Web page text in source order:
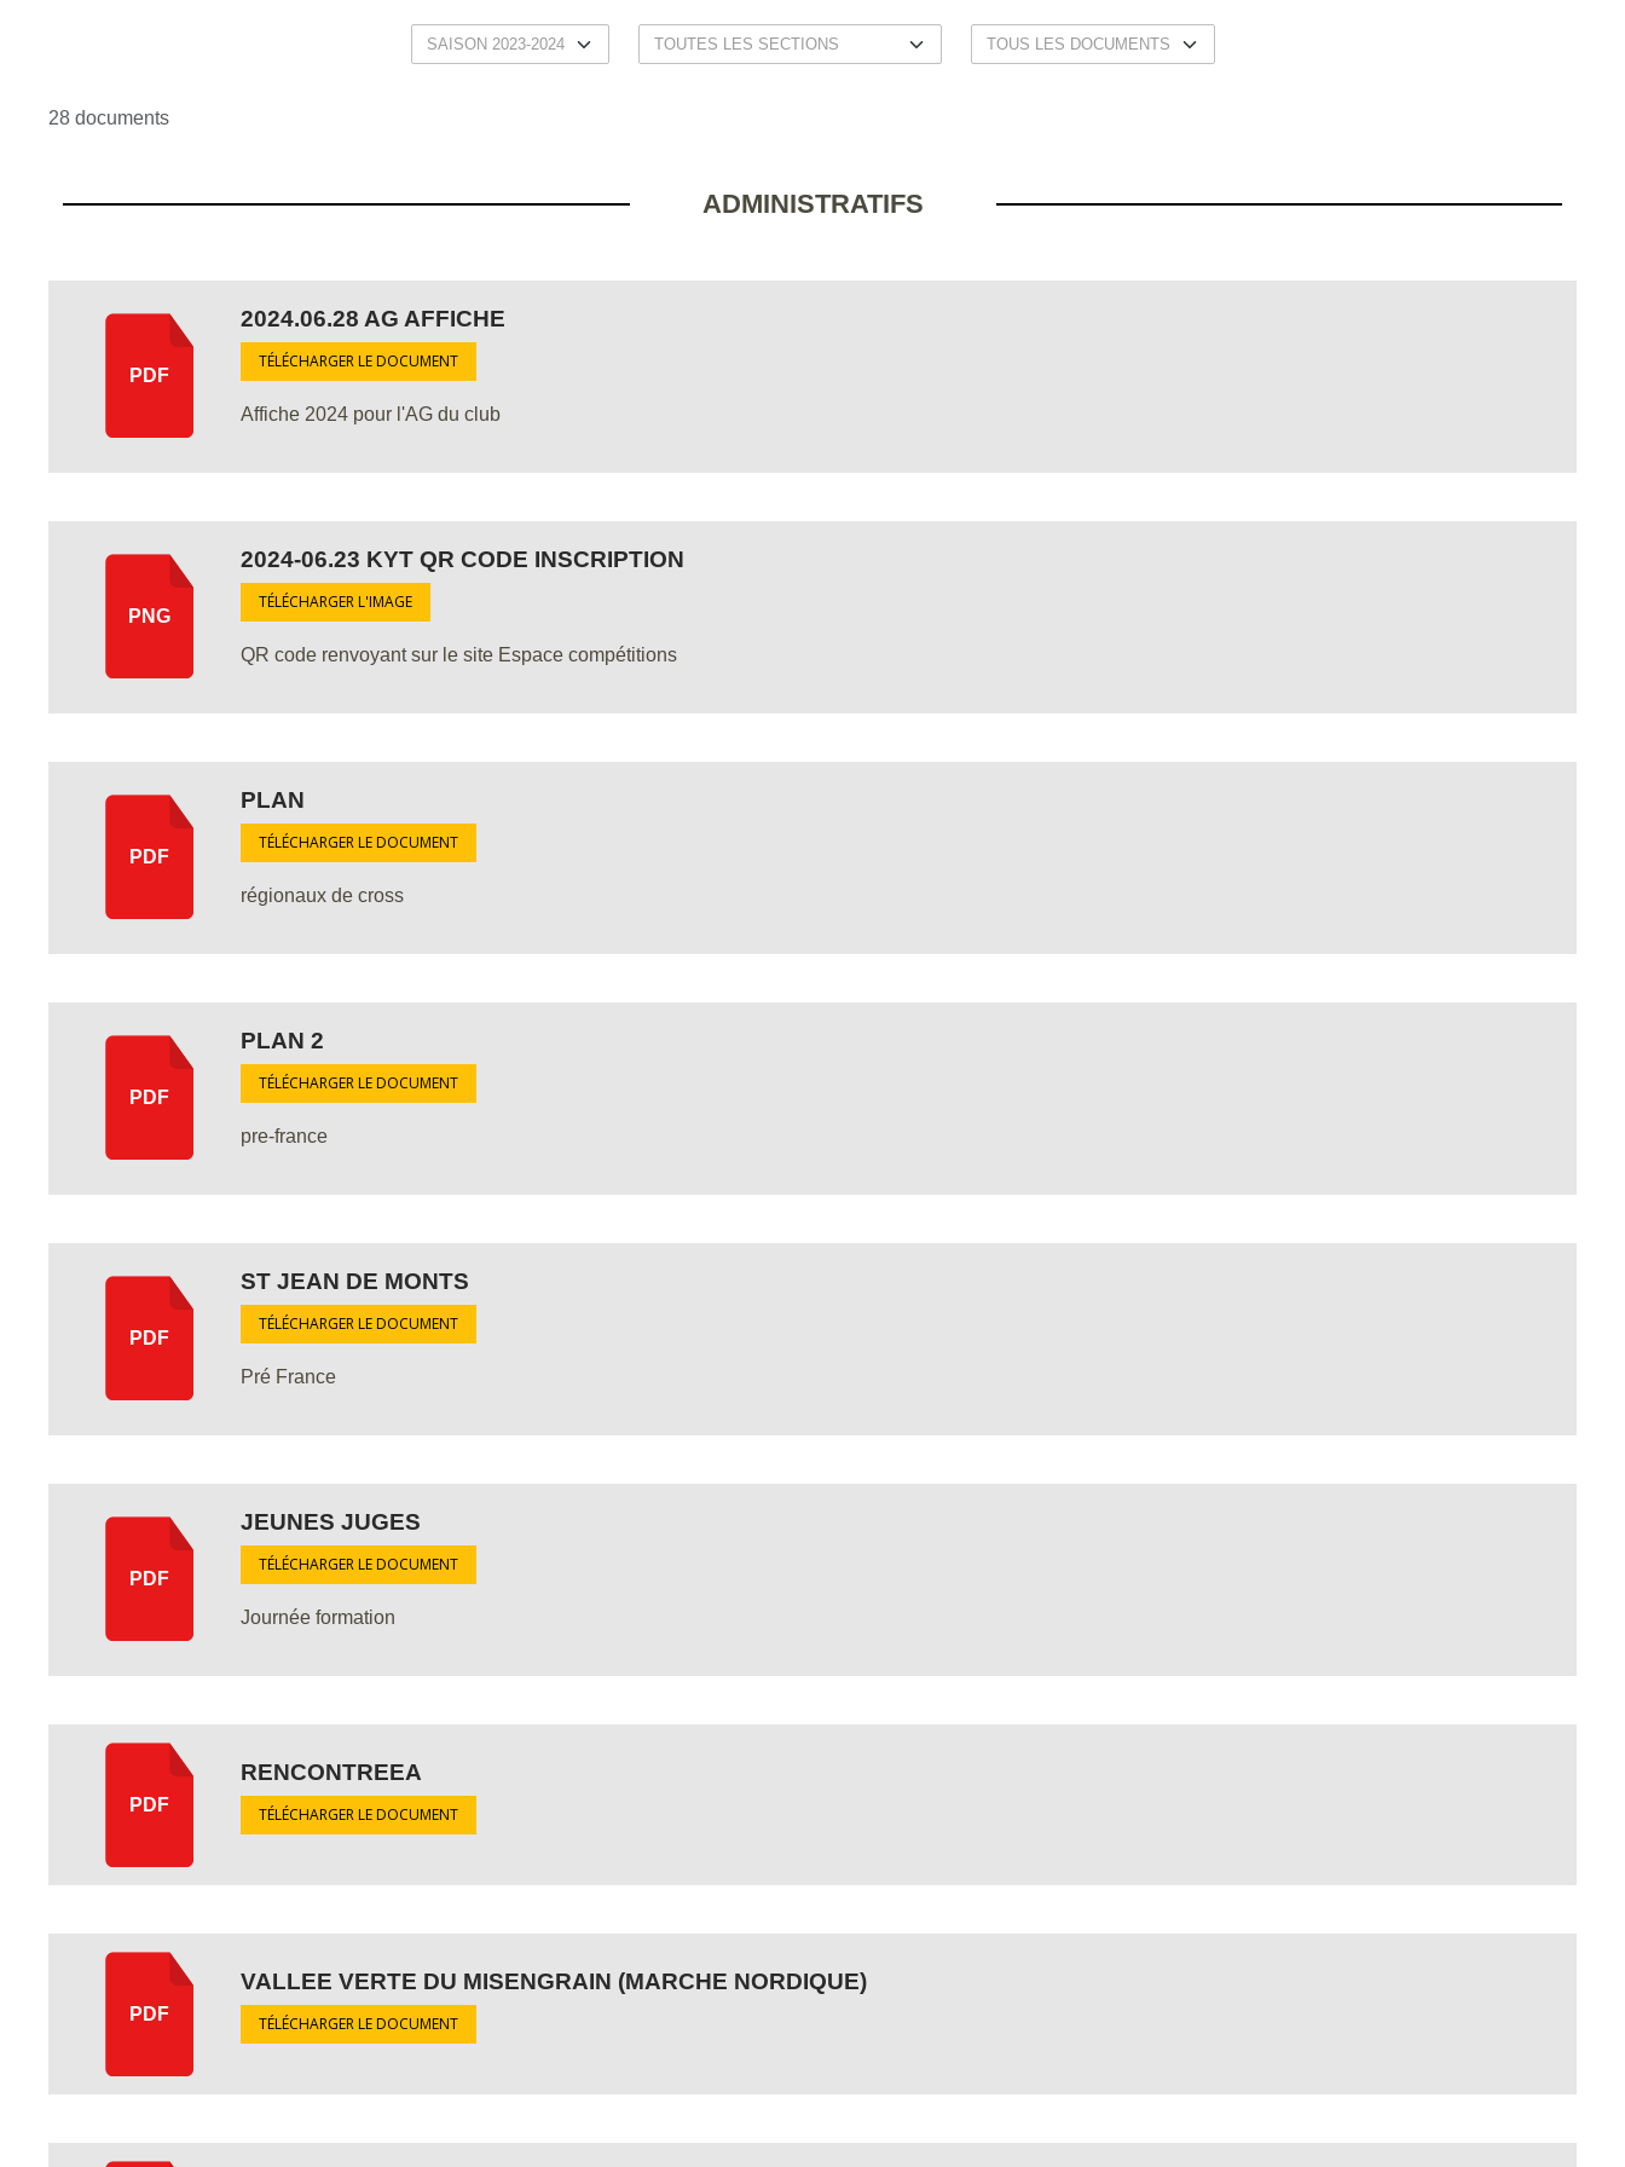
28 documents
ADMINISTRATIFS
PDF
2024.06.28 AG AFFICHE
TÉLÉCHARGER LE DOCUMENT
Affiche 2024 pour l'AG du club
PNG
2024-06.23 KYT QR CODE INSCRIPTION
TÉLÉCHARGER L'IMAGE
QR code renvoyant sur le site Espace compétitions
PDF
PLAN
TÉLÉCHARGER LE DOCUMENT
régionaux de cross
PDF
PLAN 2
TÉLÉCHARGER LE DOCUMENT
pre-france
PDF
ST JEAN DE MONTS
TÉLÉCHARGER LE DOCUMENT
Pré France
PDF
JEUNES JUGES
TÉLÉCHARGER LE DOCUMENT
Journée formation
PDF
RENCONTREEA
TÉLÉCHARGER LE DOCUMENT
PDF
VALLEE VERTE DU MISENGRAIN (MARCHE NORDIQUE)
TÉLÉCHARGER LE DOCUMENT